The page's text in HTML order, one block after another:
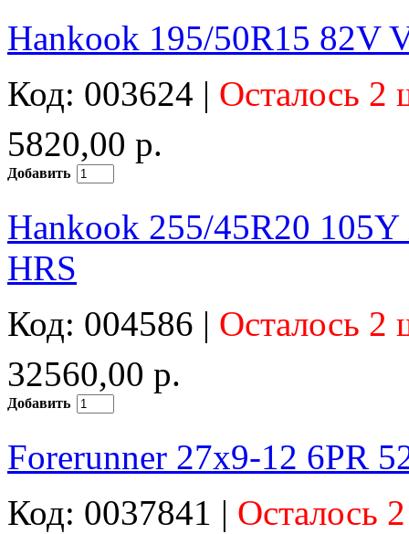
Hankook 195/50R15 82V
Код: 003624 | Осталось 2
5820,00 р.
Добавить
Hankook 255/45R20
HRS
Код: 004586 | Осталось 2
32560,00 р.
Добавить
Forerunner 27x9-12 6PR
Код: 0037841 | Осталось